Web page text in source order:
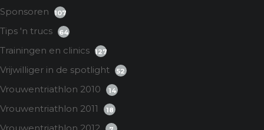
Sponsoren 107
Tips 'n trucs 64
Trainingen en clinics 127
Vrijwilliger in de spotlight 52
Vrouwentriathlon 2010 14
Vrouwentriathlon 2011 18